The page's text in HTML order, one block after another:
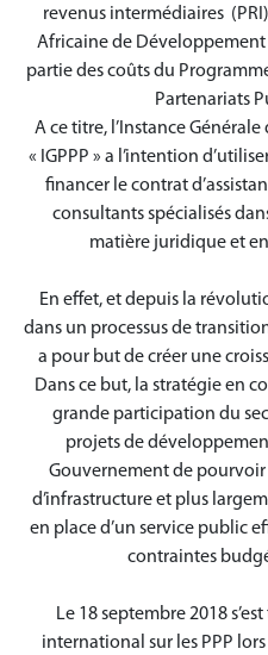
revenus intermédiaires
Africaine de
partie des coûts du
Partenariats
A ce titre, l’Instance
« IGPPP » a l’intention
financer le contrat
consultants spécialisés
matière juridique et
En effet, et depuis la
dans un processus de
a pour but de créer une
Dans ce but, la stratégie en
grande participation du
projets de
Gouvernement de pourvoir
d’infrastructure et plus
en place d’un service public
contraintes
Le 18 septembre 2018
international sur les PPP